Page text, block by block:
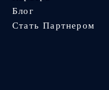
Блог
Стать Партнером